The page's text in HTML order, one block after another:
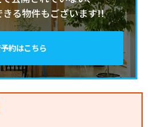
る物件もございます!!
約はこちら